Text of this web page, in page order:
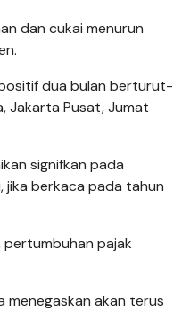
dan cukai menurun
dua bulan berturut-
Jakarta Pusat, Jumat
signifkan pada
jika berkaca pada tahun
pertumbuhan pajak
menegaskan akan terus